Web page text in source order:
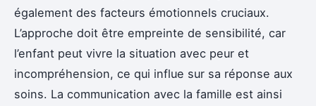
également des facteurs émotionnels cruciaux.
L’approche doit être empreinte de sensibilité, car
l’enfant peut vivre la situation avec peur et
incompréhension, ce qui influe sur sa réponse aux
soins. La communication avec la famille est ainsi